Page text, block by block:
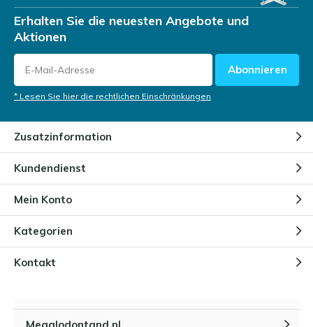
Erhalten Sie die neuesten Angebote und
Aktionen
Abonnieren
* Lesen Sie hier die rechtlichen Einschränkungen
Zusatzinformation
Kundendienst
Mein Konto
Kategorien
Kontakt